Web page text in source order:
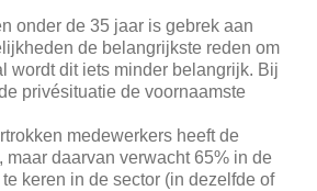
onder de 35 jaar is gebrek aan
de belangrijkste reden om
wordt dit iets minder belangrijk. Bij
privésituatie de voornaamste
medewerkers heeft de
maar daarvan verwacht 65% in de
keren in de sector (in dezelfde of